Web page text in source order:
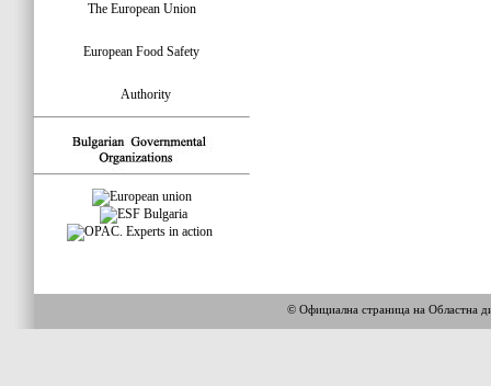
The European Union
European Food Safety
Authority
© Официална страница на